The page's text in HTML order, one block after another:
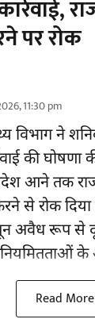
पर रोक
11:30 pm
विभाग ने
की घोषणा
आने तक
से रोक
अवैध रूप से
के
Read More